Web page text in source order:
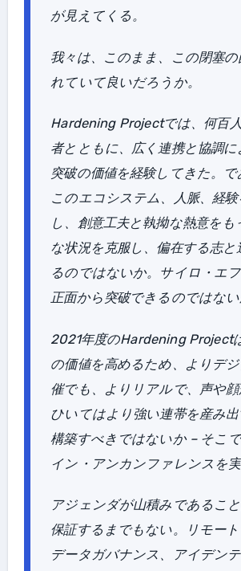
が見えてくる。
我々は、このまま、この閉塞
れていて良いだろうか。
Hardening Projectでは、何百
者とともに、広く連携と協調
突破の価値を経験してきた。で
このエコシステム、人脈、経
し、創意工夫と執拗な熱意をも
な状況を克服し、偏在する志と
るのではないか。サイロ・エ
正面から突破できるのではない
2021年度のHardening Project
の価値を高めるため、よりデ
催でも、よりリアルで、声や顔
ひいてはより強い連帯を産み
構築すべきではないか – そこ
イン・アンカンファレンスを実
アジェンダが山積みであるこ
保証するまでもない。リモート
データガバナンス、アイデンテ